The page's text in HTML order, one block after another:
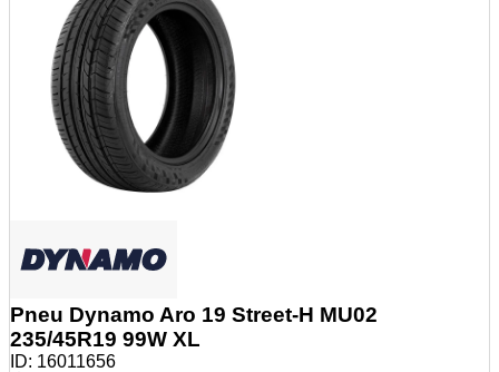
Pneu Dynamo Aro 19 Street-H MU02
235/45R19 99W XL
ID: 16011656